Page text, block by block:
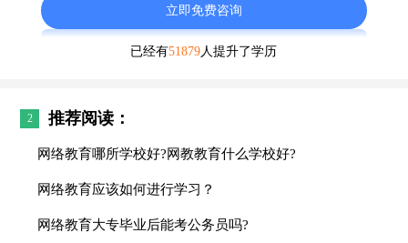
立即免费咨询
已经有51879 人提升了学历
2 推荐阅读：
网络教育哪所学校好?网教教育什么学校好?
网络教育应该如何进行学习？
网络教育大专毕业后能考公务员吗?